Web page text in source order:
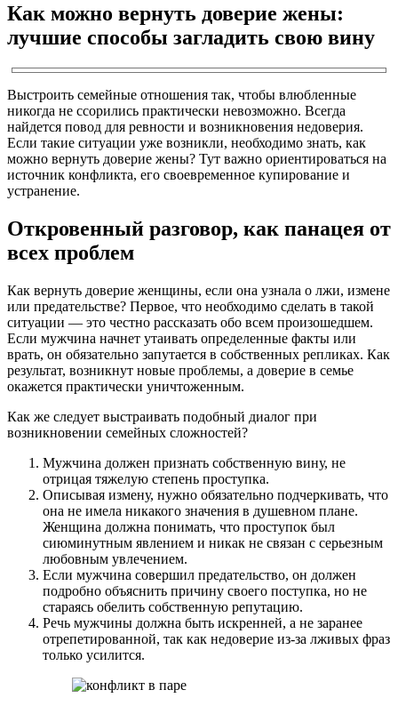
Как можно вернуть доверие жены:
лучшие способы загладить свою вину
Выстроить семейные отношения так, чтобы влюбленные
никогда не ссорились практически невозможно. Всегда
найдется повод для ревности и возникновения недоверия.
Если такие ситуации уже возникли, необходимо знать, как
можно вернуть доверие жены? Тут важно ориентироваться на
источник конфликта, его своевременное купирование и
устранение.
Откровенный разговор, как панацея от
всех проблем
Как вернуть доверие женщины, если она узнала о лжи, измене
или предательстве? Первое, что необходимо сделать в такой
ситуации — это честно рассказать обо всем произошедшем.
Если мужчина начнет утаивать определенные факты или
врать, он обязательно запутается в собственных репликах. Как
результат, возникнут новые проблемы, а доверие в семье
окажется практически уничтоженным.
Как же следует выстраивать подобный диалог при
возникновении семейных сложностей?
Мужчина должен признать собственную вину, не
отрицая тяжелую степень проступка.
Описывая измену, нужно обязательно подчеркивать, что
она не имела никакого значения в душевном плане.
Женщина должна понимать, что проступок был
сиюминутным явлением и никак не связан с серьезным
любовным увлечением.
Если мужчина совершил предательство, он должен
подробно объяснить причину своего поступка, но не
стараясь обелить собственную репутацию.
Речь мужчины должна быть искренней, а не заранее
отрепетированной, так как недоверие из-за лживых фраз
только усилится.